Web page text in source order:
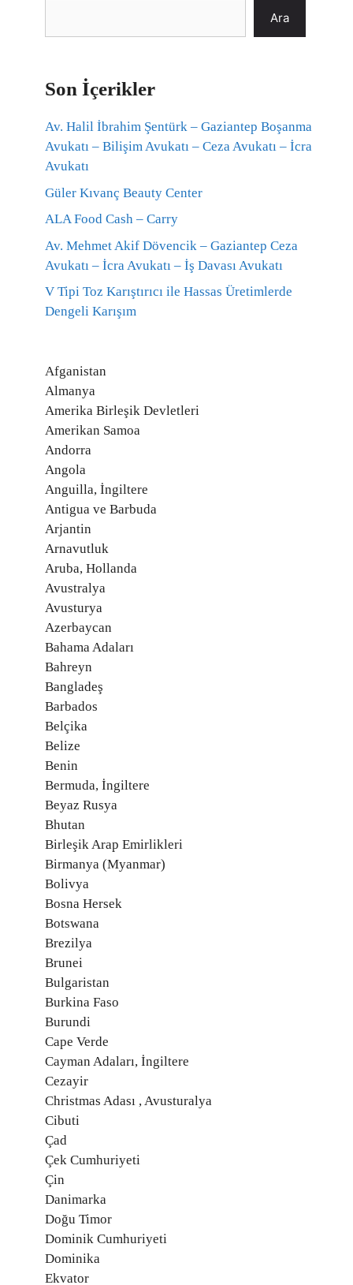
Ara
Son İçerikler
Av. Halil İbrahim Şentürk – Gaziantep Boşanma
Avukatı – Bilişim Avukatı – Ceza Avukatı – İcra
Avukatı
Güler Kıvanç Beauty Center
ALA Food Cash – Carry
Av. Mehmet Akif Dövencik – Gaziantep Ceza
Avukatı – İcra Avukatı – İş Davası Avukatı
V Tipi Toz Karıştırıcı ile Hassas Üretimlerde
Dengeli Karışım
Afganistan
Almanya
Amerika Birleşik Devletleri
Amerikan Samoa
Andorra
Angola
Anguilla, İngiltere
Antigua ve Barbuda
Arjantin
Arnavutluk
Aruba, Hollanda
Avustralya
Avusturya
Azerbaycan
Bahama Adaları
Bahreyn
Bangladeş
Barbados
Belçika
Belize
Benin
Bermuda, İngiltere
Beyaz Rusya
Bhutan
Birleşik Arap Emirlikleri
Birmanya (Myanmar)
Bolivya
Bosna Hersek
Botswana
Brezilya
Brunei
Bulgaristan
Burkina Faso
Burundi
Cape Verde
Cayman Adaları, İngiltere
Cezayir
Christmas Adası , Avusturalya
Cibuti
Çad
Çek Cumhuriyeti
Çin
Danimarka
Doğu Timor
Dominik Cumhuriyeti
Dominika
Ekvator